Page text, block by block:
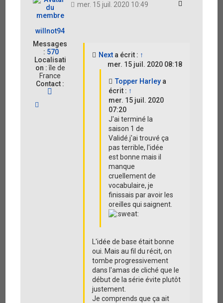
willnot94
Messages
: 570
Localisati
on :île de
France
Contact :
mer. 15 juil. 2020 10:49
Nexta écrit : ↑
mer. 15 juil. 2020 08:18
Topper Harleya
écrit : ↑
mer. 15 juil. 2020
07:20
J'ai terminé la
saison 1 de
Validé.j'ai trouvé ça
pas terrible, l'idée
est bonne mais il
manque
cruellement de
vocabulaire, je
finissais par avoir les
oreilles qui saignent.
L'idée de base était bonne
oui. Mais au fil du récit, on
tombe progressivement
dans l'amas de cliché que le
début de la série évite plutôt
justement.
Je comprends que ça ait